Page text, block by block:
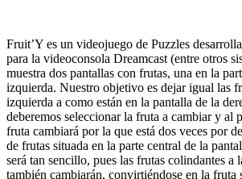
Fruit’Y es un videojuego de Puzzles
para la videoconsola Dreamcast (entre otros
muestra dos pantallas con frutas, una en la
izquierda. Nuestro objetivo es dejar igual las
izquierda a como están en la pantalla de la
deberemos seleccionar la fruta a cambiar y al
fruta cambiará por la que está dos veces por
de frutas situada en la parte central de la
será tan sencillo, pues las frutas colindantes a
también cambiarán, convirtiéndose en la fruta